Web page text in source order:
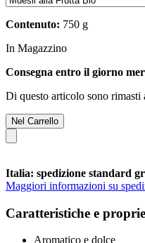
Contenuto: 750 g
In Magazzino
Consegna entro il giorno
Di questo articolo sono rimasti
Nel Carrello
Italia: spedizione standard
Maggiori informazioni su
Caratteristiche e
Aromatico e dolce